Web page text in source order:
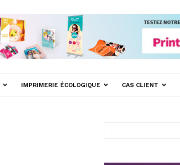
IMPRIMERIE ÉCOLOGIQUE CAS CLIENT